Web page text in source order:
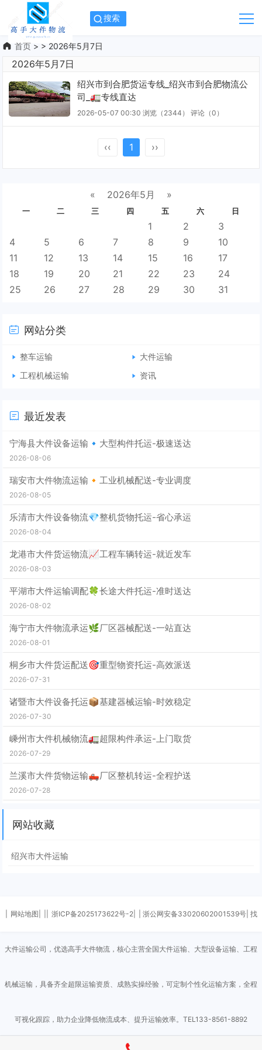
搜索
首页 > > 2026年5月7日
2026年5月7日
绍兴市到合肥货运专线_绍兴市到合肥物流公
司_🚛专线直达
2026-05-07 00:30 浏览（2344） 评论（0 ）
‹‹ 1 ››
« 2026年5月 »
一 二 三 四 五 六 日
1 2
3
4
5 6 7 8 9
10
11
12 13 14 15 16
17
18
19 20 21 22 23
24
25
26 27 28 29 30 31
网站分类
整车运输
大件运输
工程机械运输
资讯
最近发表
宁海县大件设备运输🔹大型构件托运-极速送达
2026-08-06
瑞安市大件物流运输🔸工业机械配送-专业调度
2026-08-05
乐清市大件设备物流💎整机货物托运-省心承运
2026-08-04
龙港市大件货运物流📈工程车辆转运-就近发车
2026-08-03
平湖市大件运输调配🍀长途大件托运-准时送达
2026-08-02
海宁市大件物流承运🌿厂区器械配送-一站直达
2026-08-01
桐乡市大件货运配送🎯重型物资托运-高效派送
2026-07-31
诸暨市大件设备托运📦基建器械运输-时效稳定
2026-07-30
嵊州市大件机械物流🚛超限构件承运-上门取货
2026-07-29
兰溪市大件货物运输🛻厂区整机转运-全程护送
2026-07-28
网站收藏
绍兴市大件运输
网站地图| 浙ICP备2025173622号-2| | 浙公网安备33020602001539号| 找
大件运输公司，优选高手大件物流，核心主营全国大件运输、大型设备运输、工程
机械运输，具备齐全超限运输资质、成熟实操经验，可定制个性化运输方案，全程
可视化跟踪，助力企业降低物流成本、提升运输效率。TEL133-8561-8892